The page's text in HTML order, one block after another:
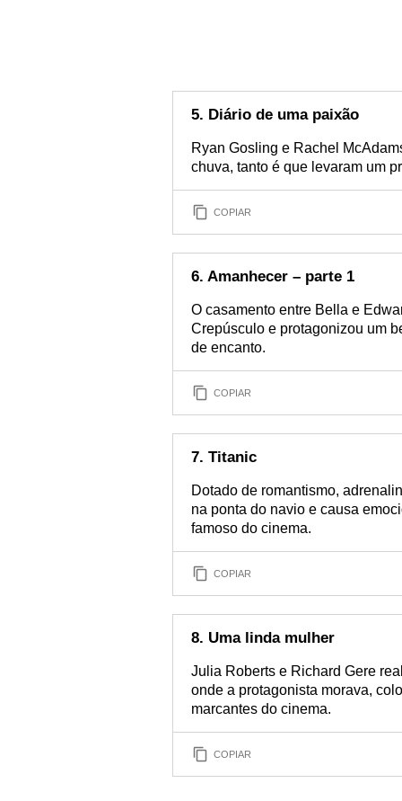
5. Diário de uma paixão
Ryan Gosling e Rachel
chuva, tanto é que levaram um
COPIAR
6. Amanhecer – parte 1
O casamento entre Bella e
Crepúsculo e protagonizou um
de encanto.
COPIAR
7. Titanic
Dotado de romantismo,
na ponta do navio e causa
famoso do cinema.
COPIAR
8. Uma linda mulher
Julia Roberts e Richard Gere
onde a protagonista morava,
marcantes do cinema.
COPIAR